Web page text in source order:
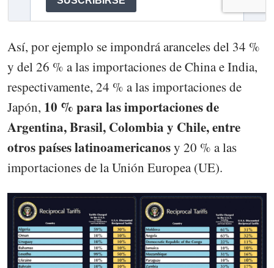
Así, por ejemplo se impondrá aranceles del 34 %
y del 26 % a las importaciones de China e India,
respectivamente, 24 % a las importaciones de
Japón, 10 % para las importaciones de
Argentina, Brasil, Colombia y Chile, entre
otros países latinoamericanosy 20 % a las
importaciones de la Unión Europea (UE).